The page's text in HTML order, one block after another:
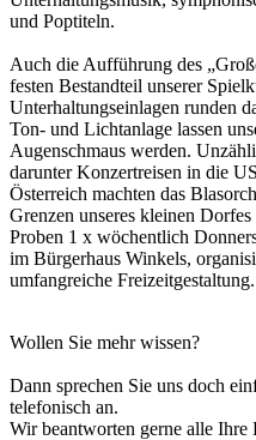
und Poptiteln.
Auch die Aufführung des
festen Bestandteil unserer
Unterhaltungseinlagen runden
Ton- und Lichtanlage lassen
Augenschmaus werden.
darunter Konzertreisen in die
Österreich machten das
Grenzen unseres kleinen
Proben 1 x wöchentlich
im Bürgerhaus Winkels,
umfangreiche Freizeitgestaltung.
Wollen Sie mehr wissen?
Dann sprechen Sie uns doch
telefonisch an.
Wir beantworten gerne alle Ihre